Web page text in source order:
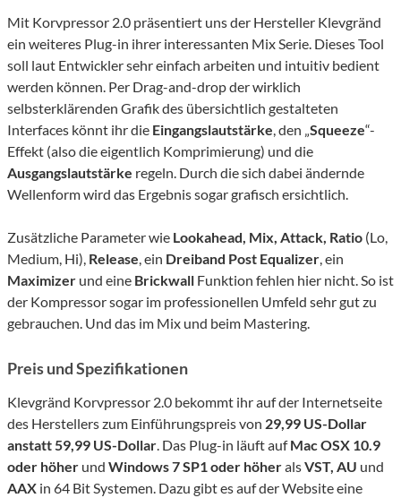
Mit Korvpressor 2.0 präsentiert uns der Hersteller Klevgränd
ein weiteres Plug-in ihrer interessanten Mix Serie. Dieses Tool
soll laut Entwickler sehr einfach arbeiten und intuitiv bedient
werden können. Per Drag-and-drop der wirklich
selbsterklärenden Grafik des übersichtlich gestalteten
Interfaces könnt ihr die Eingangslautstärke, den „Squeeze“-
Effekt (also die eigentlich Komprimierung) und die
Ausgangslautstärke regeln. Durch die sich dabei ändernde
Wellenform wird das Ergebnis sogar grafisch ersichtlich.
Zusätzliche Parameter wie Lookahead, Mix, Attack, Ratio (Lo,
Medium, Hi), Release, ein Dreiband Post Equalizer, ein
Maximizer und eine Brickwall Funktion fehlen hier nicht. So ist
der Kompressor sogar im professionellen Umfeld sehr gut zu
gebrauchen. Und das im Mix und beim Mastering.
Preis und Spezifikationen
Klevgränd Korvpressor 2.0 bekommt ihr auf der Internetseite
des Herstellers zum Einführungspreis von 29,99 US-Dollar
anstatt 59,99 US-Dollar. Das Plug-in läuft aufMac OSX 10.9
oder höher und Windows 7 SP1 oder höheralsVST, AU und
AAX in 64 Bit Systemen. Dazu gibt es auf der Website eine